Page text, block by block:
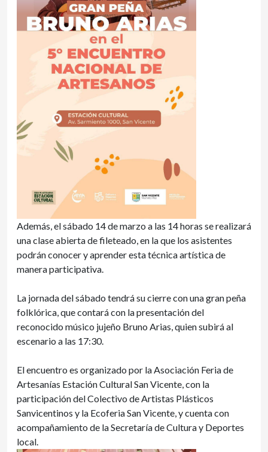
Además, el sábado 14 de marzo a las 14 horas se realizará
una clase abierta de fileteado, en la que los asistentes
podrán conocer y aprender esta técnica artística de
manera participativa.
La jornada del sábado tendrá su cierre con una gran peña
folklórica, que contará con la presentación del
reconocido músico jujeño Bruno Arias, quien subirá al
escenario a las 17:30.
El encuentro es organizado por la Asociación Feria de
Artesanías Estación Cultural San Vicente, con la
participación del Colectivo de Artistas Plásticos
Sanvicentinos y la Ecoferia San Vicente, y cuenta con
acompañamiento de la Secretaría de Cultura y Deportes
local.